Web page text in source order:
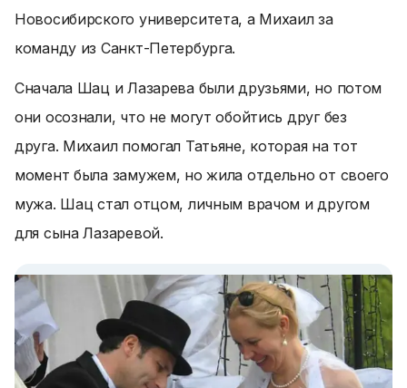
Новосибирского университета, а Михаил за
команду из Санкт-Петербурга.
Сначала Шац и Лазарева были друзьями, но потом
они осознали, что не могут обойтись друг без
друга. Михаил помогал Татьяне, которая на тот
момент была замужем, но жила отдельно от своего
мужа. Шац стал отцом, личным врачом и другом
для сына Лазаревой.